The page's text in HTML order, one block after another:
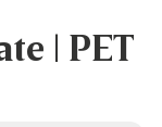
| PET